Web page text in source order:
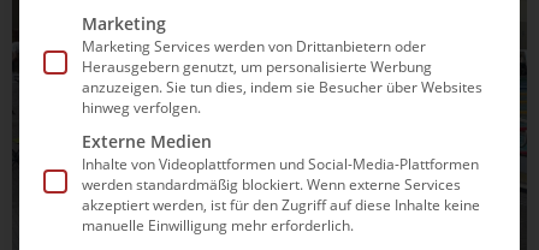
Marketing
Marketing Services werden von Drittanbietern oder
Herausgebern genutzt, um personalisierte Werbung
anzuzeigen. Sie tun dies, indem sie Besucher über Websites
hinweg verfolgen.
Externe Medien
Inhalte von Videoplattformen und Social-Media-Plattformen
werden standardmäßig blockiert. Wenn externe Services
akzeptiert werden, ist für den Zugriff auf diese Inhalte keine
manuelle Einwilligung mehr erforderlich.